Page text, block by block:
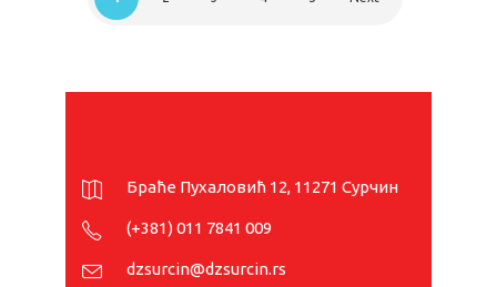
Браће Пухаловић 12, 11271 Сурчин
(+381) 011 7841 009
dzsurcin@dzsurcin.rs